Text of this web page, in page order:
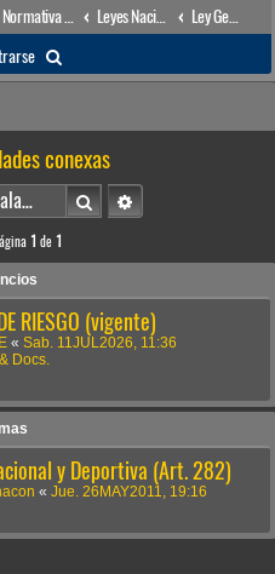
Leyes Nacionales
Ley General de Marinas y Actividades conexas
u
c
a
r
conexas
BuscarBúsqueda avanzada
1 de 1
RIESGO (vigente)
« Sab. 11JUL2026, 11:36
Docs.
y Deportiva (Art. 282)
« Jue. 26MAY2011, 19:16